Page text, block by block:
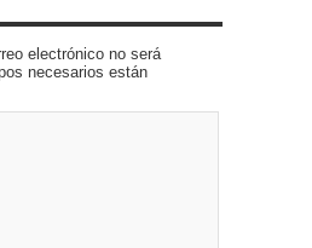
electrónico no será
necesarios están